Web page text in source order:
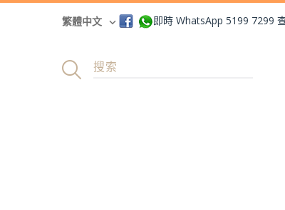
即時 WhatsApp 5199 7299
繁體中文